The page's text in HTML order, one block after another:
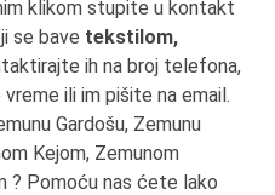
klikom stupite u kontakt
se bave tekstilom,
ih na broj telefona,
ili im pišite na email.
Gardošu, Zemunu
Kejom, Zemunom
? Pomoću nas ćete lako